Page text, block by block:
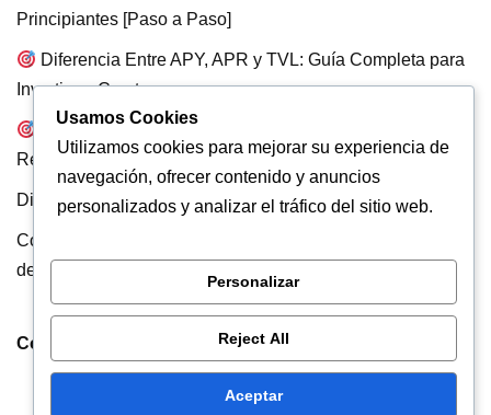
Principiantes [Paso a Paso]
Diferencia Entre APY, APR y TVL: Guía Completa para
Invertir en Crypto
Staking de Bitcoin: Guía Completa para Generar
Rendimientos con BTC
Diferencia Entre Carry Trade y Yield Farming
Cómo mueven los Precios los Market Makers: La verdad
detrás de la Liquidez
Comentarios recientes
Usamos Cookies
Utilizamos cookies para mejorar su experiencia de
navegación, ofrecer contenido y anuncios
personalizados y analizar el tráfico del sitio web.
Personalizar
Reject All
Aceptar